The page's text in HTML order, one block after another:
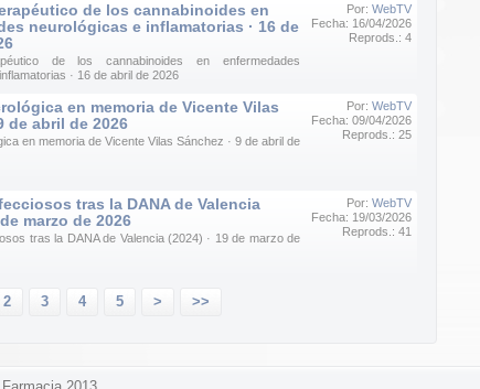
Por: WebTV
Fecha: 16/04/2026
Reprods.: 4
de los cannabinoides en
neurológicas e inflamatorias · 16 de
de los cannabinoides en enfermedades
· 16 de abril de 2026
Por: WebTV
Fecha: 09/04/2026
Reprods.: 25
en memoria de Vicente Vilas
de abril de 2026
en memoria de Vicente Vilas Sánchez · 9 de abril de
Por: WebTV
Fecha: 19/03/2026
Reprods.: 41
tras la DANA de Valencia
marzo de 2026
tras la DANA de Valencia (2024) · 19 de marzo de
2 3 4 5 > >>